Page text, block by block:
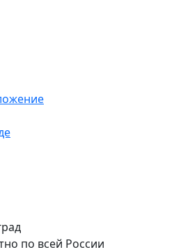
по всей России